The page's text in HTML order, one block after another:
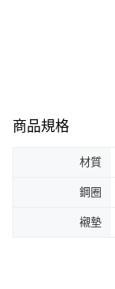
商品規格
材質
鋼圈
襯墊